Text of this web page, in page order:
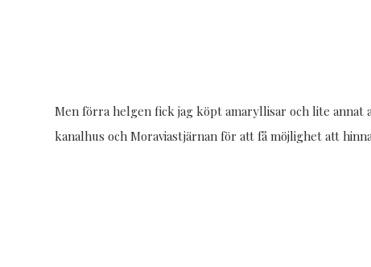
Men förra helgen fick jag köpt amaryllisar och lite
kanalhus och Moraviastjärnan för att få möjlighet att